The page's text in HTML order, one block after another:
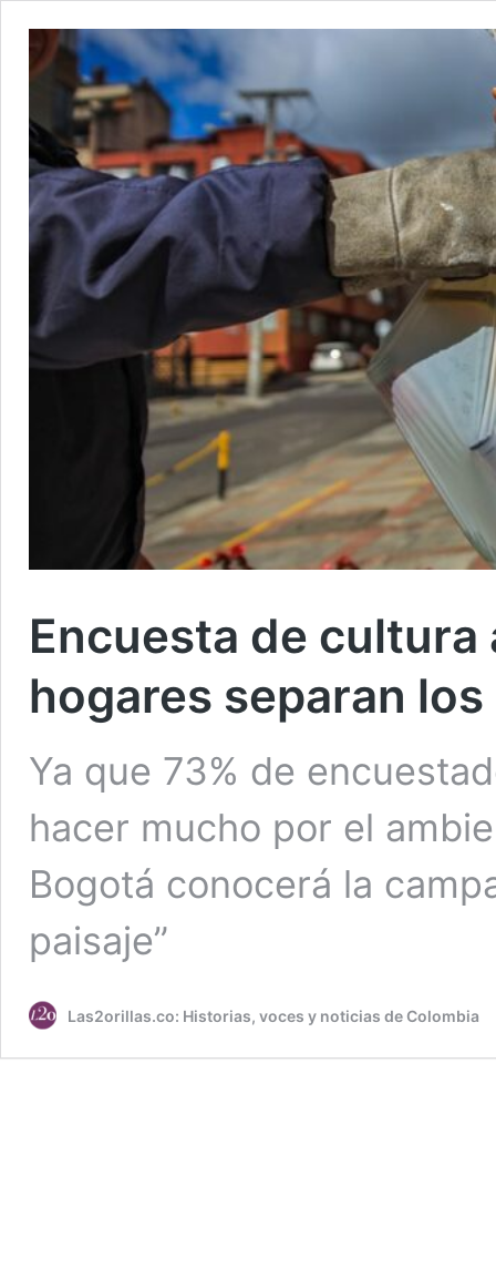
Encuesta de
hogares separan
Ya que 73% de
hacer mucho por el
Bogotá conocerá la
paisaje”
Las2orillas.co: Historias, voces y noticias de Colombia